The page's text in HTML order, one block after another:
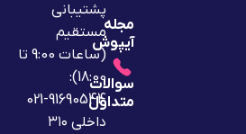
مجله
آیپوش
سوالات
متداول
پشتیبانی
مستقیم
(ساعات 9:00 تا
18:00):
91690544-021
داخلی ۳۱۰